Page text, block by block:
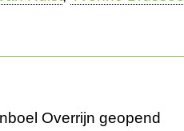
Overrijn geopend